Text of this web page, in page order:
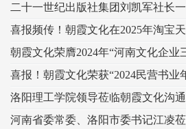
喜报！朝霞文化荣获“2024民营书业
洛阳理工学院领导莅临朝霞文化沟